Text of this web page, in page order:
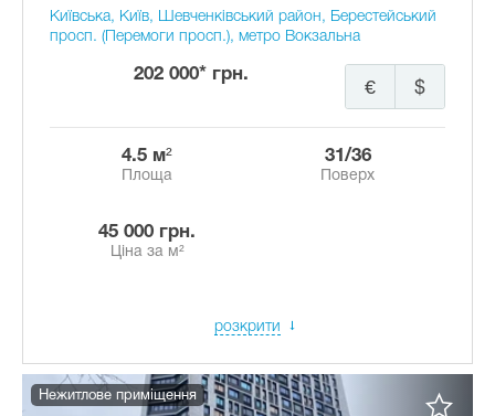
Київська, Київ, Шевченківський район, Берестейський
просп. (Перемоги просп.), метро Вокзальна
202 000* грн.
$
€
4.5 м²
Площа
31/36
Поверх
45 000 грн.
Ціна за м²
розкрити
Нежитлове приміщення